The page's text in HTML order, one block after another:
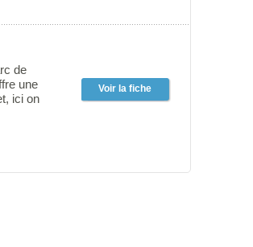
Voir la fiche
de
une
ici on
s'offre à
lieu de